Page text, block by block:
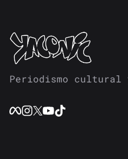
Periodismo cultural